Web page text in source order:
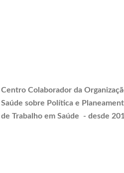
Centro Colaborador da
Saúde sobre Política e
de Trabalho em Saúde - desde